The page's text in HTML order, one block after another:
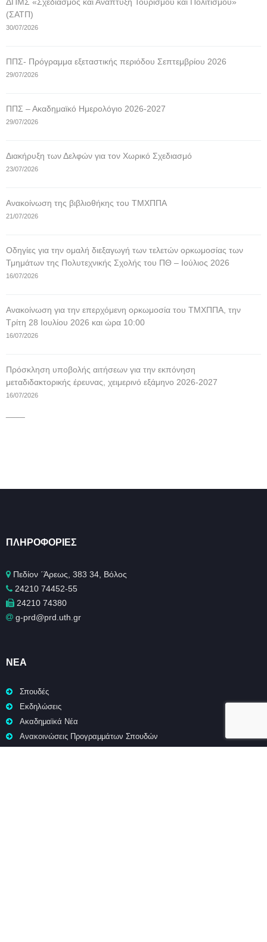
ΔΠΜΣ «Σχεδιασμός και Ανάπτυξη Τουρισμού και Πολιτισμού»
(ΣΑΤΠ)
30/07/2026
ΠΠΣ- Πρόγραμμα εξεταστικής περιόδου Σεπτεμβρίου 2026
29/07/2026
ΠΠΣ – Ακαδημαϊκό Ημερολόγιο 2026-2027
29/07/2026
Διακήρυξη των Δελφών για τον Χωρικό Σχεδιασμό
23/07/2026
Ανακοίνωση της βιβλιοθήκης του ΤΜΧΠΠΑ
21/07/2026
Οδηγίες για την ομαλή διεξαγωγή των τελετών ορκωμοσίας των
Τμημάτων της Πολυτεχνικής Σχολής του ΠΘ – Ιούλιος 2026
16/07/2026
Ανακοίνωση για την επερχόμενη ορκωμοσία του ΤΜΧΠΠΑ, την
Τρίτη 28 Ιουλίου 2026 και ώρα 10:00
16/07/2026
Πρόσκληση υποβολής αιτήσεων για την εκπόνηση
μεταδιδακτορικής έρευνας, χειμερινό εξάμηνο 2026-2027
16/07/2026
ΠΛΗΡΟΦΟΡΊΕΣ
Πεδίον ΄Άρεως, 383 34, Βόλος
24210 74452-55
24210 74380
g-prd@prd.uth.gr
ΝΈΑ
Σπουδές
Εκδηλώσεις
Ακαδημαϊκά Νέα
Ανακοινώσεις Προγραμμάτων Σπουδών